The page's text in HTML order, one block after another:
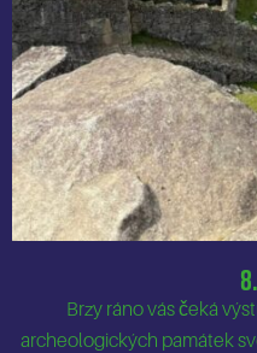
Brzy ráno vás čeká
archeologických památek